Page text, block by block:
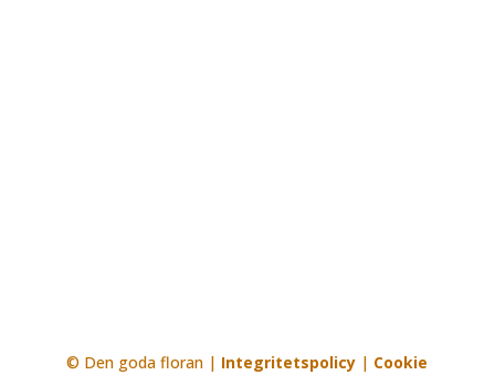
© Den goda floran | Integritetspolicy | Cookie